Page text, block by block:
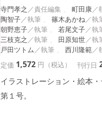
寺門孝之 町田康
陶智子
篠木あかね
朝野恵子
若尾文子
三枝克之
田原知世
戸田ツトム
西川隆範
定価 1,572 円（税込） 刊行日
イラストレーション・絵本
第１号。